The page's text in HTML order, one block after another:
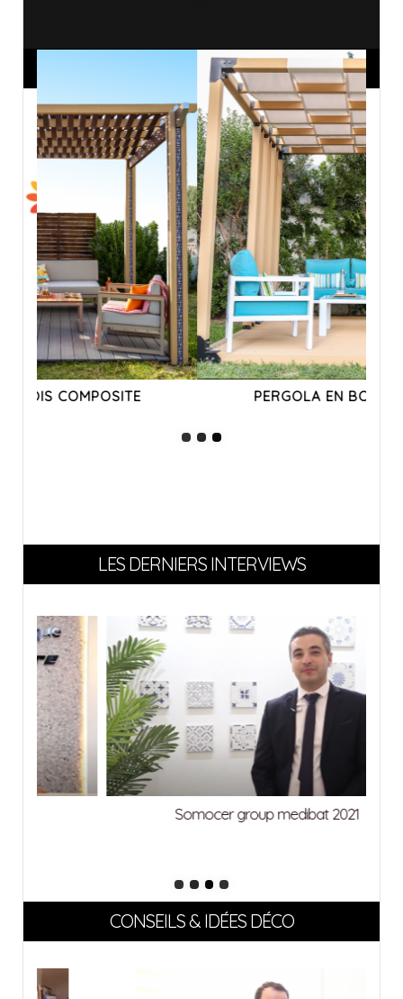
ANNONCES SPONSORISÉES
PERGOLA EN BOIS COMPOSITE
LES DERNIERS INTERVIEWS
Somocer group medibat 2021
CONSEILS & IDÉES DÉCO